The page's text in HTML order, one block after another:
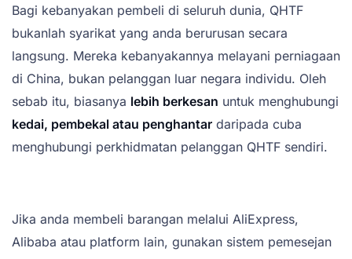
Bagi kebanyakan pembeli di seluruh dunia, QHTF
bukanlah syarikat yang anda berurusan secara
langsung. Mereka kebanyakannya melayani perniagaan
di China, bukan pelanggan luar negara individu. Oleh
sebab itu, biasanya lebih berkesan untuk menghubungi
kedai, pembekal atau penghantar daripada cuba
menghubungi perkhidmatan pelanggan QHTF sendiri.
Jika anda membeli barangan melalui AliExpress,
Alibaba atau platform lain, gunakan sistem pemesejan